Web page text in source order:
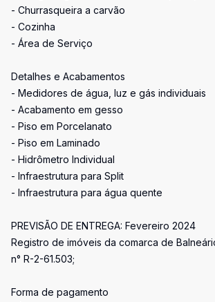
- Churrasqueira a carvão
- Cozinha
- Área de Serviço
Detalhes e Acabamentos
- Medidores de água, luz e gás individuais
- Acabamento em gesso
- Piso em Porcelanato
- Piso em Laminado
- Hidrômetro Individual
- Infraestrutura para Split
- Infraestrutura para água quente
PREVISÃO DE ENTREGA: Fevereiro 2024
Registro de imóveis da comarca de
n° R-2-61.503;
Forma de pagamento